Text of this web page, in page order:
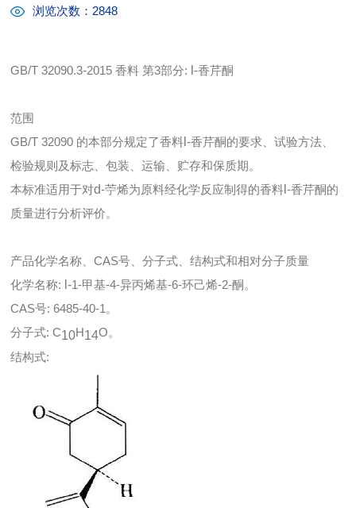
浏览次数：2848
GB/T 32090.3-2015 香料 第3部分: l-香芹酮
范围
GB/T 32090 的本部分规定了香料 l-香芹酮的要求、试验方法、
检验规则及标志、包装、运输、贮存和保质期。
本标准适用于对d-苧烯为原料经化学反应制得的香料 l-香芹酮的
质量进行分析评价。
产品化学名称、CAS号、分子式、结构式和相对分子质量
化学名称: l-1-甲基-4-异丙烯基-6-环己烯-2-酮。
CAS号: 6485-40-1。
分子式: C10H14O。
结构式: